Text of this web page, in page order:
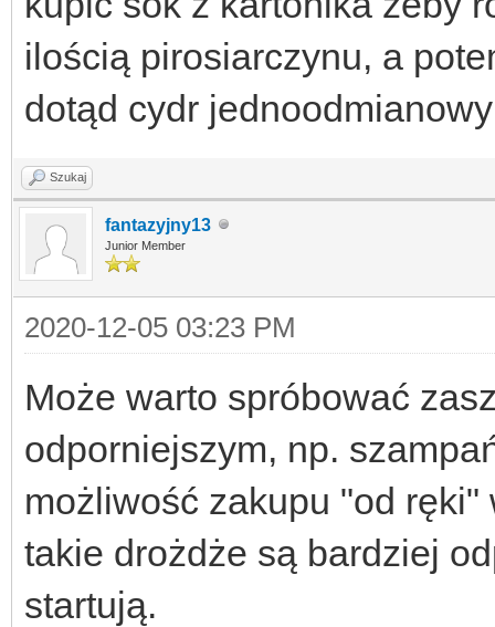
ilością pirosiarczynu, a
dotąd cydr
Szukaj
fantazyjny13
Junior Member
2020-12-05 03:23 PM
Może warto spróbować
odporniejszym, np.
możliwość zakupu "od
takie drożdże są bardziej
startują.